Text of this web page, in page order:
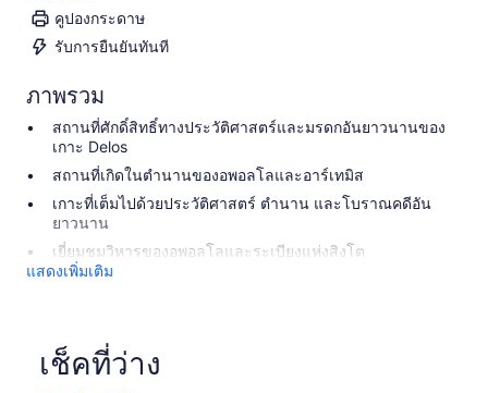
คูปองกระดาษ
รับการยืนยันทันที
ภาพรวม
สถานที่ศักดิ์สิทธิ์ทางประวัติศาสตร์และมรดกอันยาวนานของ
เกาะ Delos
สถานที่เกิดในตำนานของอพอลโลและอาร์เทมิส
เกาะที่เต็มไปด้วยประวัติศาสตร์ ตำนาน และโบราณคดีอัน
ยาวนาน
เยี่ยมชมวิหารของอพอลโลและระเบียงแห่งสิงโต
แสดงเพิ่มเติม
เช็คที่ว่าง